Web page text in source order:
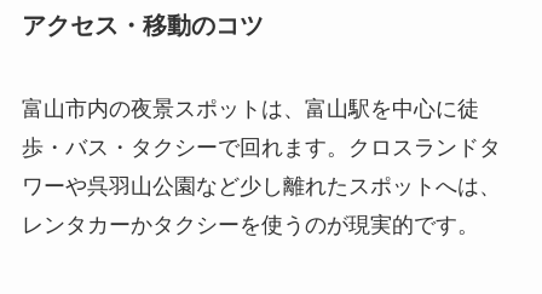
アクセス・移動のコツ
富山市内の夜景スポットは、富山駅を中心に徒
歩・バス・タクシーで回れます。クロスランドタ
ワーや呉羽山公園など少し離れたスポットへは、
レンタカーかタクシーを使うのが現実的です。